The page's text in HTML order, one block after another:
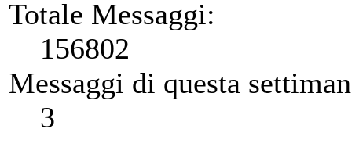
Totale Messaggi:
156802
Messaggi di questa
3